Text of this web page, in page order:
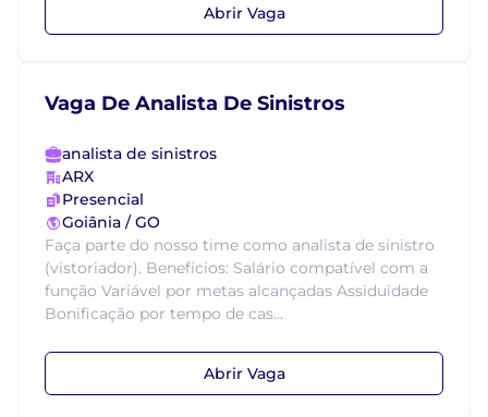
Abrir Vaga
Vaga De Analista De Sinistros
analista de sinistros
ARX
Presencial
Goiânia / GO
Faça parte do nosso time como analista de sinistro
(vistoriador). Benefícios: Salário compatível com a
função Variável por metas alcançadas Assiduidade
Bonificação por tempo de cas...
Abrir Vaga